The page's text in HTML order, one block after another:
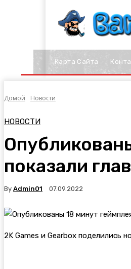
Карта Сайта
Домой Новости
НОВОСТИ
показали
By Admin01 07.09.2022
2K Games и Gearbox поделились